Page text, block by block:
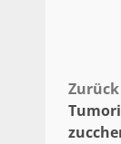
Zurück